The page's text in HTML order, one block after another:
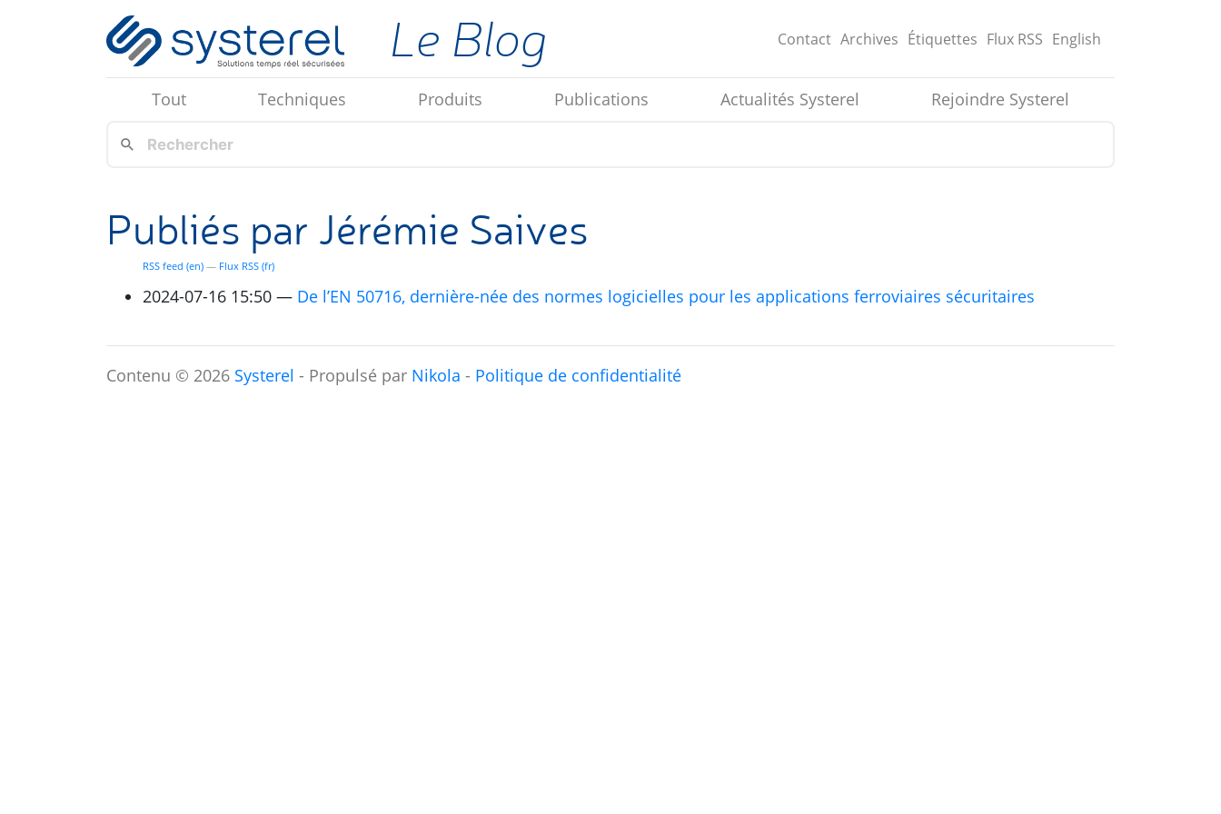
Aller au contenu principal Le Blog Contact Archives Étiquettes Flux RSS English
Tout Techniques Produits Publications Actualités Systerel Rejoindre Systerel
Publiés par Jérémie Saives
RSS feed (en) Flux RSS (fr)
2024-07-16 15:50 De l’EN 50716, dernière-née des normes logicielles pour les applications ferroviaires sécuritaires
Contenu © 2026 Systerel - Propulsé par Nikola - Politique de confidentialité